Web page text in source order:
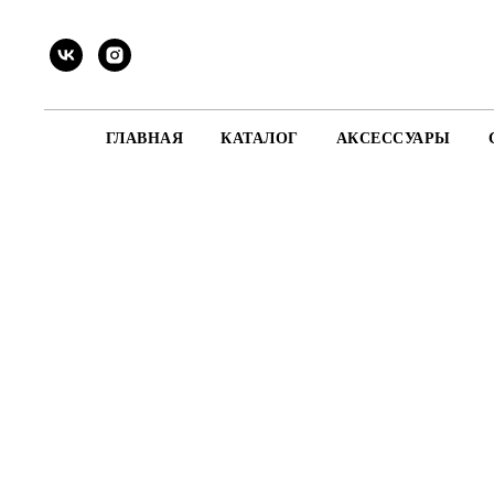
ГЛАВНАЯ КАТАЛОГ АКСЕССУАРЫ